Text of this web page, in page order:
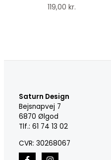
119,00kr.
Saturn Design
Bejsnapvej 7
6870 Ølgod
Tlf.: 61 74 13 02
CVR: 30268067